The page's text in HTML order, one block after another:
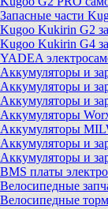
Запасные части
Kugoo Kukirin G2
Kugoo Kukirin G4
YADEA
Аккумуляторы и
Аккумуляторы и
Аккумуляторы и
Аккумуляторы
Аккумуляторы
Аккумуляторы и
Аккумуляторы и
BMS платы
Велосипедные
Велосипедные